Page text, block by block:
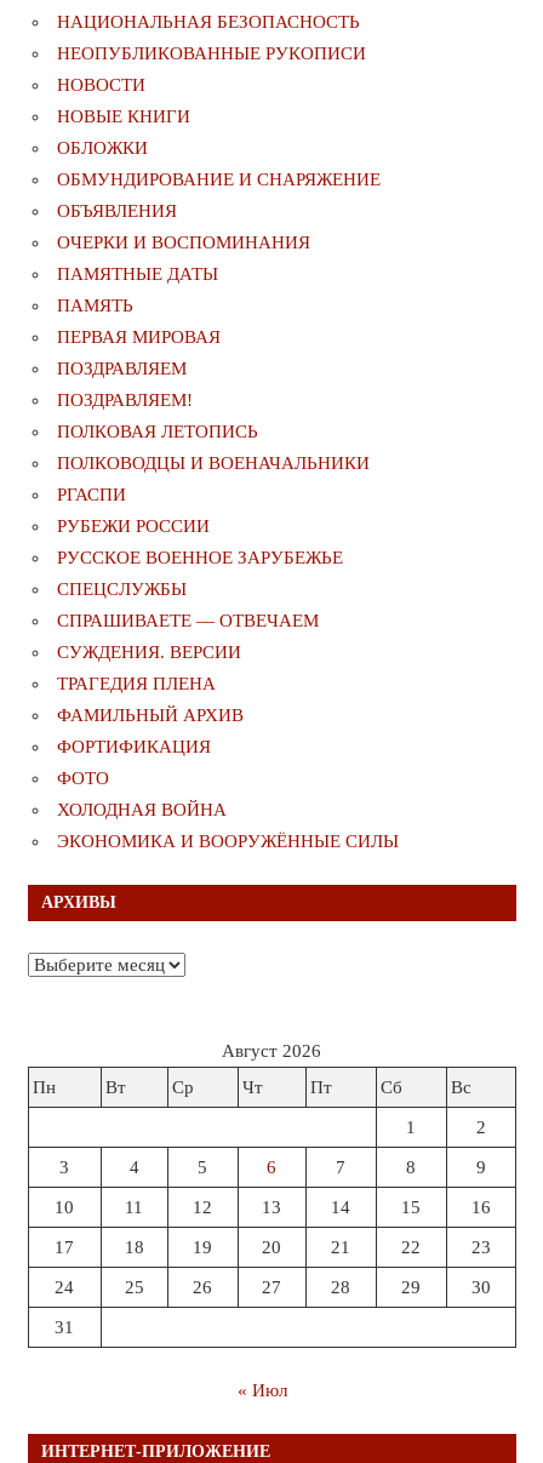
НАЦИОНАЛЬНАЯ БЕЗОПАСНОСТЬ
НЕОПУБЛИКОВАННЫЕ РУКОПИСИ
НОВОСТИ
НОВЫЕ КНИГИ
ОБЛОЖКИ
ОБМУНДИРОВАНИЕ И СНАРЯЖЕНИЕ
ОБЪЯВЛЕНИЯ
ОЧЕРКИ И ВОСПОМИНАНИЯ
ПАМЯТНЫЕ ДАТЫ
ПАМЯТЬ
ПЕРВАЯ МИРОВАЯ
ПОЗДРАВЛЯЕМ
ПОЗДРАВЛЯЕМ!
ПОЛКОВАЯ ЛЕТОПИСЬ
ПОЛКОВОДЦЫ И ВОЕНАЧАЛЬНИКИ
РГАСПИ
РУБЕЖИ РОССИИ
РУССКОЕ ВОЕННОЕ ЗАРУБЕЖЬЕ
СПЕЦСЛУЖБЫ
СПРАШИВАЕТЕ — ОТВЕЧАЕМ
СУЖДЕНИЯ. ВЕРСИИ
ТРАГЕДИЯ ПЛЕНА
ФАМИЛЬНЫЙ АРХИВ
ФОРТИФИКАЦИЯ
ФОТО
ХОЛОДНАЯ ВОЙНА
ЭКОНОМИКА И ВООРУЖЁННЫЕ СИЛЫ
АРХИВЫ
Архивы
Август 2026
Пн
Вт Ср Чт Пт Сб Вс
1 2
3 4 5 6 7 8 9
10 11 12 13 14 15 16
17 18 19 20 21 22 23
24 25 26 27 28 29 30
31
« Июл
ИНТЕРНЕТ-ПРИЛОЖЕНИЕ